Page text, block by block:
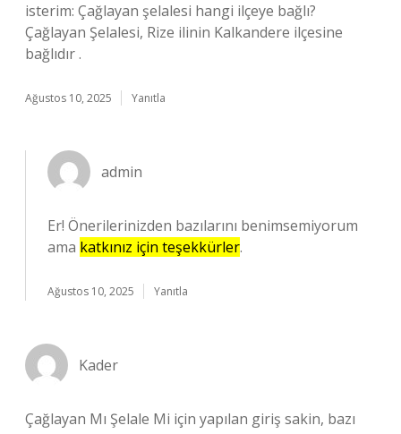
isterim: Çağlayan şelalesi hangi ilçeye bağlı?
Çağlayan Şelalesi, Rize ilinin Kalkandere ilçesine
bağlıdır .
Ağustos 10, 2025 Yanıtla
admin
Er! Önerilerinizden bazılarını benimsemiyorum
ama katkınız için teşekkürler.
Ağustos 10, 2025 Yanıtla
Kader
Çağlayan Mı Şelale Mi için yapılan giriş sakin, bazı